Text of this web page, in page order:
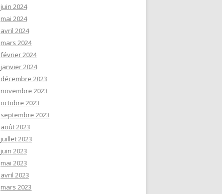
juin 2024
mai 2024
avril 2024
mars 2024
février 2024
janvier 2024
décembre 2023
novembre 2023
octobre 2023
septembre 2023
août 2023
juillet 2023
juin 2023
mai 2023
avril 2023
mars 2023